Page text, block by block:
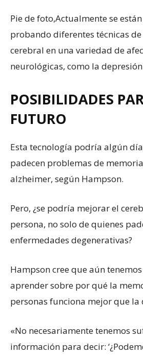
Pie de foto,Actualmente se
probando diferentes técnicas
cerebral en una variedad de
neurológicas, como la
POSIBILIDADES
FUTURO
Esta tecnología podría algún
padecen problemas de
alzheimer, según Hampson.
Pero, ¿se podría mejorar el
persona, no solo de quienes
enfermedades degenerativas?
Hampson cree que aún
aprender sobre por qué la
personas funciona mejor que la
«No necesariamente tenemos
información para decir: